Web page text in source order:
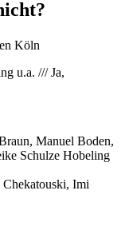
Köln
Manuel Boden,
Schulze Hobeling
Imi